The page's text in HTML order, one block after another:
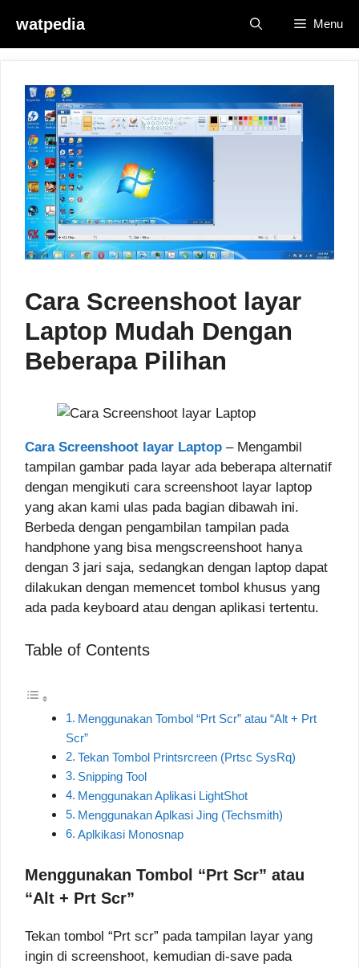
content
watpedia Menu
Cara Screenshoot layar
Laptop Mudah Dengan
Beberapa Pilihan
Cara Screenshoot layar Laptop – Mengambil
tampilan gambar pada layar ada beberapa alternatif
dengan mengikuti cara screenshoot layar laptop
yang akan kami ulas pada bagian dibawah ini.
Berbeda dengan pengambilan tampilan pada
handphone yang bisa mengscreenshoot hanya
dengan 3 jari saja, sedangkan dengan laptop dapat
dilakukan dengan memencet tombol khusus yang
ada pada keyboard atau dengan aplikasi tertentu.
Table of Contents
Menggunakan Tombol “Prt Scr” atau “Alt + Prt
Scr”
Tekan Tombol Printsrcreen (Prtsc SysRq)
Snipping Tool
Menggunakan Aplikasi LightShot
Menggunakan Aplkasi Jing (Techsmith)
Aplkikasi Monosnap
Menggunakan Tombol “Prt Scr” atau
“Alt + Prt Scr”
Tekan tombol “Prt scr” pada tampilan layar yang
ingin di screenshoot, kemudian di-save pada